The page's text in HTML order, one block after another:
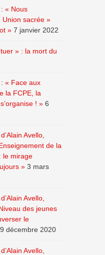
« Nous
Union sacrée »
» 7 janvier 2022
» : la mort du
« Face aux
la FCPE, la
! » 6
Avello,
de la
le mirage
» 3 mars
Avello,
des jeunes
le
9 décembre 2020
Avello,